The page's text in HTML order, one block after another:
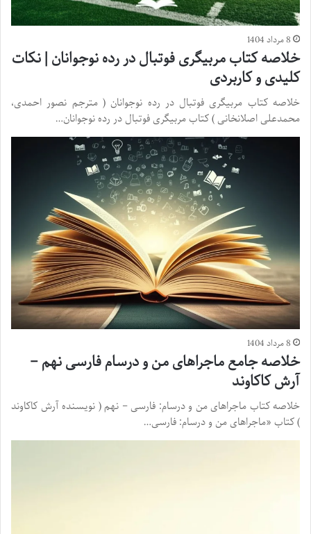
8 مرداد 1404
خلاصه کتاب مربیگری فوتبال در رده نوجوانان | نکات
کلیدی و کاربردی
خلاصه کتاب مربیگری فوتبال در رده نوجوانان ( مترجم نصور احمدی،
محمدعلی اصلانخانی ) کتاب مربیگری فوتبال در رده نوجوانان…
8 مرداد 1404
خلاصه جامع ماجراهای من و درسام فارسی نهم –
آرش کاکاوند
خلاصه کتاب ماجراهای من و درسام: فارسی – نهم ( نویسنده آرش کاکاوند
) کتاب «ماجراهای من و درسام: فارسی…